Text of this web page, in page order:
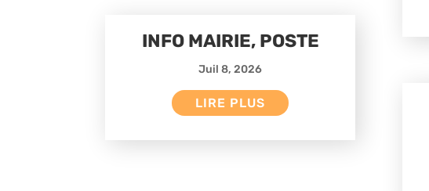
INFO MAIRIE, POSTE
Juil 8, 2026
LIRE PLUS